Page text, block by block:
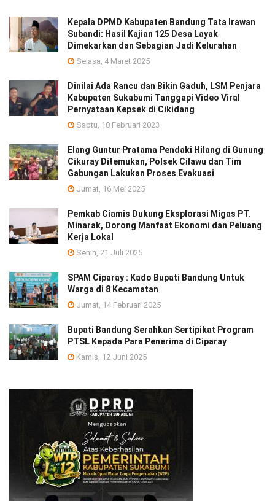
Kepala DPMD Kabupaten Bandung Tata Irawan
Subandi: Hasil Kajian 125 Desa Layak
Dimekarkan dan Sebagian Jadi Kelurahan
Selasa, 4 Maret 2025
Dinilai Ada Rancu dan Bikin Gaduh, LSM Penjara
Kabupaten Sukabumi Tanggapi Video Viral
Pernyataan Kepsek di Cikidang
Sabtu, 18 Februari 2023
Elang Guntur Pratama Pendaki Hilang di Gunung
Cikuray Ditemukan, Polsek Cilawu dan Tim
Gabungan Lakukan Proses Evakuasi
Jumat, 16 Mei 2025
Pemkab Ciamis Dukung Eksplorasi Migas PT.
Minarak, Dorong Manfaat Ekonomi dan Peluang
Kerja Lokal
Senin, 21 Juli 2025
SPAM Ciparay : Kado Bupati Bandung Untuk
Warga di 8 Kecamatan
Jumat, 14 Februari 2025
Bupati Bandung Serahkan Sertipikat Program
PTSL Kepada Para Penerima di Ciparay
Kamis, 12 Juni 2025